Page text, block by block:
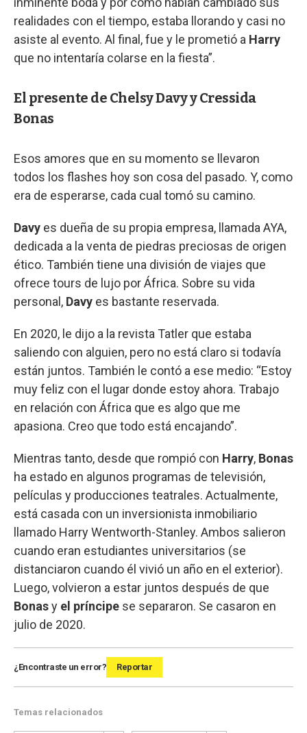
realidades con el tiempo, estaba llorando y casi no
asiste al evento. Al final, fue y le prometió a Harry
que no intentaría colarse en la fiesta”.
El presente de Chelsy Davy y Cressida
Bonas
Esos amores que en su momento se llevaron
todos los flashes hoy son cosa del pasado. Y, como
era de esperarse, cada cual tomó su camino.
Davy es dueña de su propia empresa, llamada AYA,
dedicada a la venta de piedras preciosas de origen
ético. También tiene una división de viajes que
ofrece tours de lujo por África. Sobre su vida
personal, Davy es bastante reservada.
En 2020, le dijo a la revista Tatler que estaba
saliendo con alguien, pero no está claro si todavía
están juntos. También le contó a ese medio: “Estoy
muy feliz con el lugar donde estoy ahora. Trabajo
en relación con África que es algo que me
apasiona. Creo que todo está encajando”.
Mientras tanto, desde que rompió con Harry, Bonas
ha estado en algunos programas de televisión,
películas y producciones teatrales. Actualmente,
está casada con un inversionista inmobiliario
llamado Harry Wentworth-Stanley. Ambos salieron
cuando eran estudiantes universitarios (se
distanciaron cuando él vivió un año en el exterior).
Luego, volvieron a estar juntos después de que
Bonasy el príncipe se separaron. Se casaron en
julio de 2020.
¿Encontraste un error? Reportar
Temas relacionados